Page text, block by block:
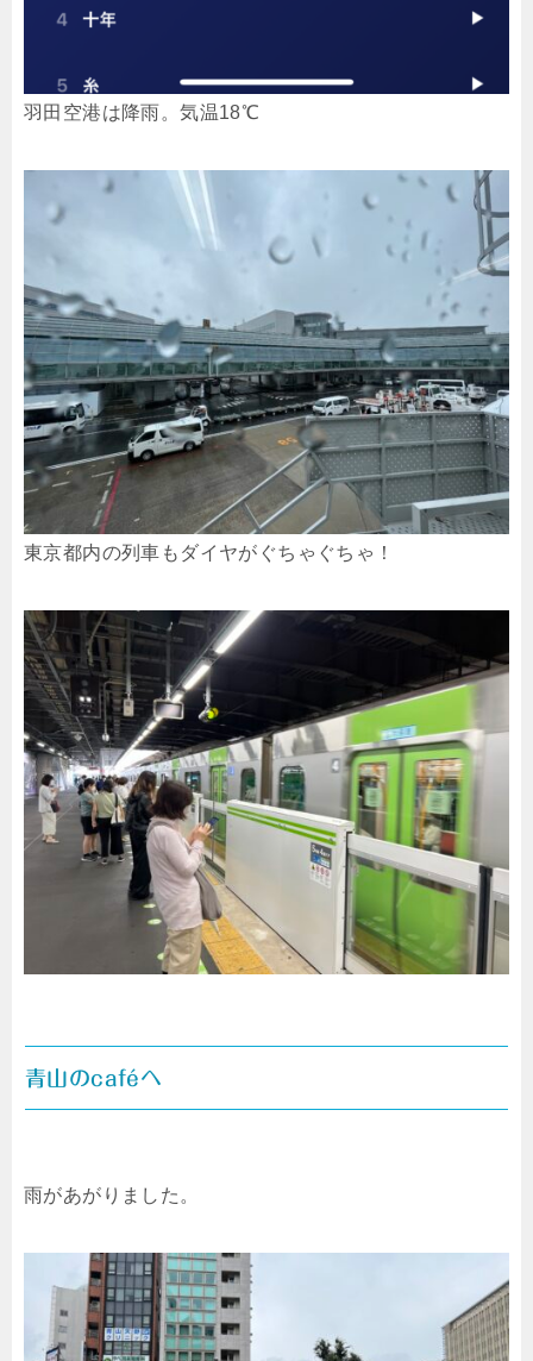
羽田空港は降雨。気温18℃
東京都内の列車もダイヤがぐちゃぐちゃ！
青山のcaféへ
雨があがりました。